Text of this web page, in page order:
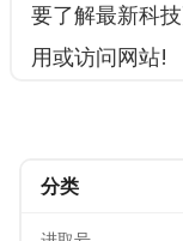
要了解最新科
用或访问网站!
分类